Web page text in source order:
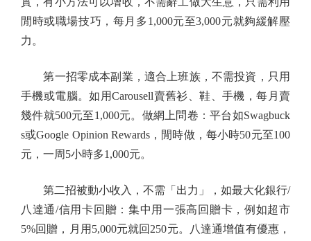
閒時或職場技巧，每月多1,000元至3,000元就夠緩解壓
力。
第一招零成本副業，適合上班族，不需投資，只用
手機或電腦。如用Carousell賣舊衫、鞋、手機，每月賣
幾件就500元至1,000元。做網上問卷：平台如Swagbuck
s或Google Opinion Rewards，閒時做，每小時50元至100
元，一周5小時多1,000元。
第二招被動小收入，不需「出力」，如最大化銀行/
八達通/信用卡回贈：集中用一張高回贈卡，例如超市
5%回贈，月用5,000元就回250元。八達通增值有優惠，